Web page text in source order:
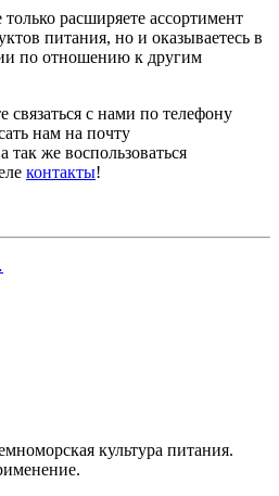
расширяете ассортимент
питания, но и оказываетесь в
по отношению к другим
связаться с нами по телефону
нам на почту
так же воспользоваться
контакты!
культура питания.